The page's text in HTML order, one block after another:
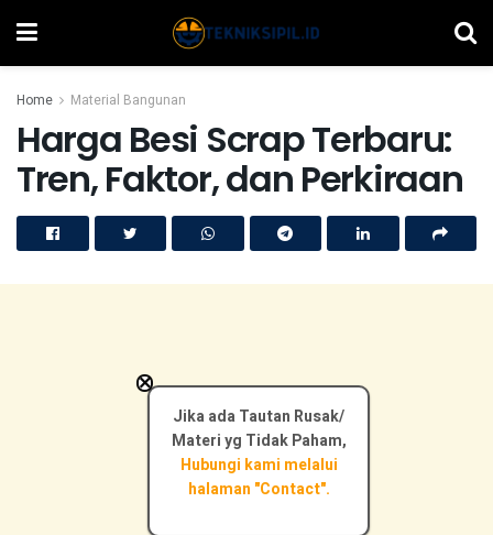
Home Material Bangunan
Harga Besi Scrap Terbaru:
Tren, Faktor, dan Perkiraan
Jika ada Tautan Rusak/
Materi yg Tidak Paham,
Hubungi kami melalui
halaman "Contact".
×